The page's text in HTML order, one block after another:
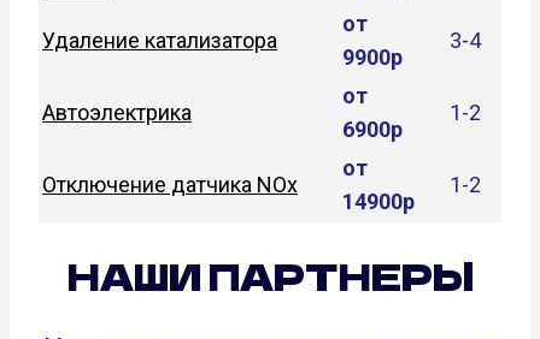
Удаление катализатора
от
9900р
3-4
Автоэлектрика
от
6900р
1-2
Отключение датчика NOx
от
14900р
1-2
НАШИ ПАРТНЕРЫ